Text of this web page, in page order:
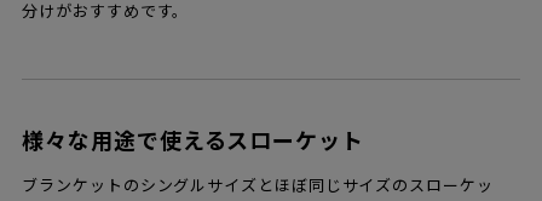
分けがおすすめです。
様々な用途で使えるスローケット
ブランケットのシングルサイズとほぼ同じサイズのスローケッ